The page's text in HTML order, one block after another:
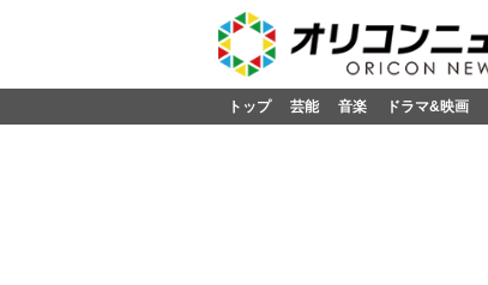
トップ 芸能 音楽 ドラマ&映画